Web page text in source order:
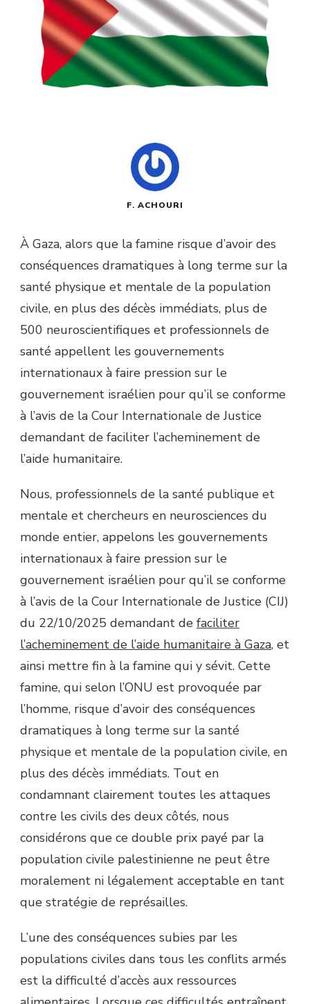
F. ACHOURI
À Gaza, alors que la famine risque d’avoir des
conséquences dramatiques à long terme sur la
santé physique et mentale de la population
civile, en plus des décès immédiats, plus de
500 neuroscientifiques et professionnels de
santé appellent les gouvernements
internationaux à faire pression sur le
gouvernement israélien pour qu’il se conforme
à l’avis de la Cour Internationale de Justice
demandant de faciliter l’acheminement de
l’aide humanitaire.
Nous, professionnels de la santé publique et
mentale et chercheurs en neurosciences du
monde entier, appelons les gouvernements
internationaux à faire pression sur le
gouvernement israélien pour qu’il se conforme
à l’avis de la Cour Internationale de Justice (CIJ)
du 22/10/2025 demandant de faciliter
l’acheminement de l’aide humanitaire à Gaza, et
ainsi mettre fin à la famine qui y sévit. Cette
famine, qui selon l’ONU est provoquée par
l’homme, risque d’avoir des conséquences
dramatiques à long terme sur la santé
physique et mentale de la population civile, en
plus des décès immédiats. Tout en
condamnant clairement toutes les attaques
contre les civils des deux côtés, nous
considérons que ce double prix payé par la
population civile palestinienne ne peut être
moralement ni légalement acceptable en tant
que stratégie de représailles.
L’une des conséquences subies par les
populations civiles dans tous les conflits armés
est la difficulté d’accès aux ressources